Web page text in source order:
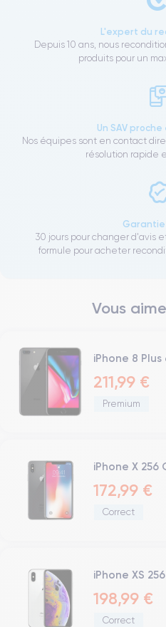
L'expert du
Depuis 10 ans, nous
produits pour un
Un SAV
Nos équipes sont en contact
résolution rapide
30 jours pour changer d'avis
formule pour acheter
Vous
iPhone 8
211,99 €
Premium
iPhone X 256
172,99 €
Correct
iPhone XS
198,99 €
Correct